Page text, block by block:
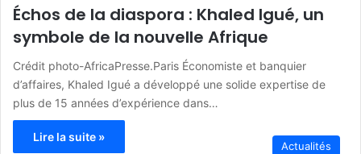
Échos de la diaspora : Khaled Igué, un
symbole de la nouvelle Afrique
Crédit photo-AfricaPresse.Paris Économiste et banquier
d’affaires, Khaled Igué a développé une solide expertise de
plus de 15 années d’expérience dans…
Lire la suite »
Actualités